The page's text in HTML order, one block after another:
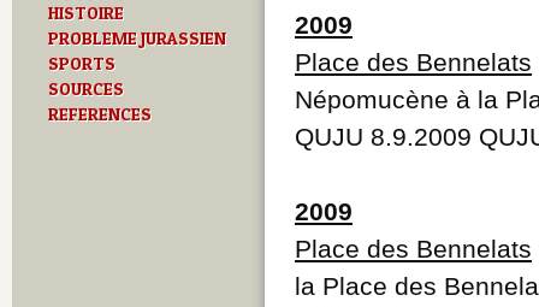
HISTOIRE
PROBLEME JURASSIEN
SPORTS
SOURCES
REFERENCES
2009
Place des Bennelats
Népomucène à la
QUJU 8.9.2009
2009
Place des Bennelats
la Place des